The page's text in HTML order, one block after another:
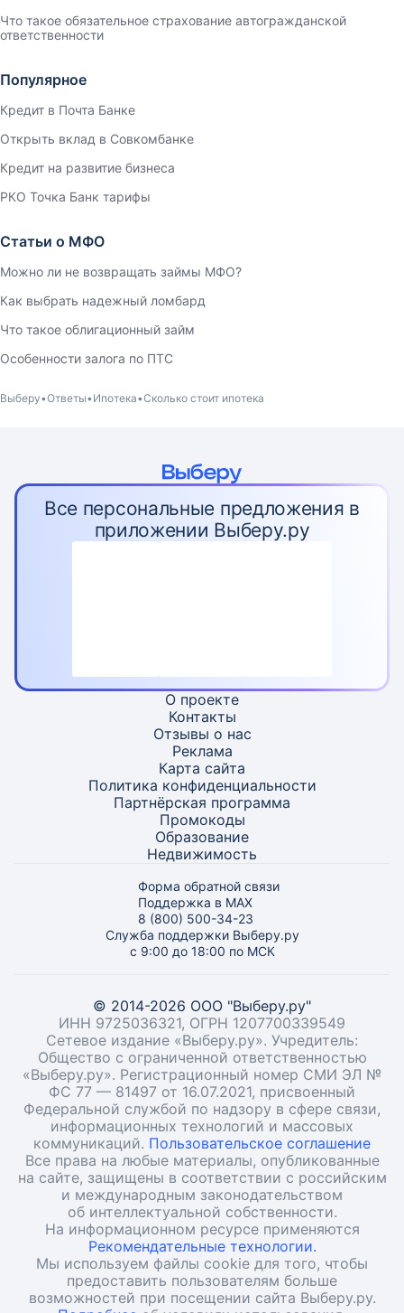
Что такое обязательное страхование автогражданской
ответственности
Популярное
Кредит в Почта Банке
Открыть вклад в Совкомбанке
Кредит на развитие бизнеса
РКО Точка Банк тарифы
Статьи о МФО
Можно ли не возвращать займы МФО?
Как выбрать надежный ломбард
Что такое облигационный займ
Особенности залога по ПТС
Выберу Ответы Ипотека Сколько стоит ипотека
Все персональные предложения в
приложении Выберу.ру
О проекте
Контакты
Отзывы о нас
Реклама
Карта сайта
Политика конфиденциальности
Партнёрская программа
Промокоды
Образование
Недвижимость
Форма обратной связи
Поддержка в MAX
8 (800) 500-34-23
Служба поддержки Выберу.ру
с 9:00 до 18:00 по МСК
© 2014-2026 ООО "Выберу.ру"
ИНН 9725036321, ОГРН 1207700339549
Сетевое издание «Выберу.ру». Учредитель:
Общество с ограниченной ответственностью
«Выберу.ру». Регистрационный номер СМИ ЭЛ №
ФС 77 — 81497 от 16.07.2021, присвоенный
Федеральной службой по надзору в сфере связи,
информационных технологий и массовых
коммуникаций. Пользовательское соглашение
Все права на любые материалы, опубликованные
на сайте, защищены в соответствии с российским
и международным законодательством
об интеллектуальной собственности.
На информационном ресурсе применяются
Рекомендательные технологии.
Мы используем файлы cookie для того, чтобы
предоставить пользователям больше
возможностей при посещении сайта Выберу.ру.